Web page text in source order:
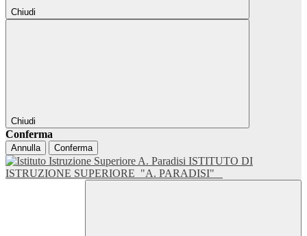
Chiudi
Chiudi
Conferma
Annulla Conferma
ISTITUTO DI
ISTRUZIONE SUPERIORE "A. PARADISI"